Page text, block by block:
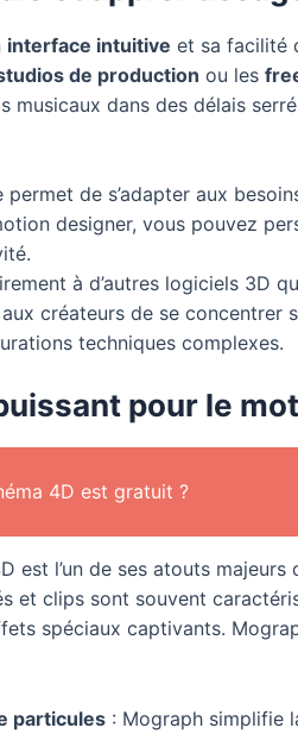
interface intuitive et sa facilité
de production ou les
musicaux dans des délais
permet de s’adapter aux
designer, vous pouvez
à d’autres logiciels 3D
créateurs de se concentrer
techniques complexes.
pour le
4D est gratuit ?
est l’un de ses atouts
et clips sont souvent
spéciaux captivants.
particules : Mograph simplifie